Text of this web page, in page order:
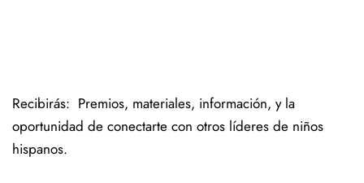
Recibirás: Premios, materiales, información, y la
oportunidad de conectarte con otros líderes de niños
hispanos.